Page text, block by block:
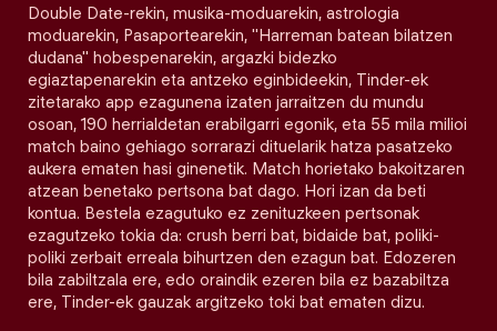
Double Date-rekin, musika-moduarekin, astrologia
moduarekin, Pasaportearekin, "Harreman batean bilatzen
dudana" hobespenarekin, argazki bidezko
egiaztapenarekin eta antzeko eginbideekin, Tinder-ek
zitetarako app ezagunena izaten jarraitzen du mundu
osoan, 190 herrialdetan erabilgarri egonik, eta 55 mila milioi
match baino gehiago sorrarazi dituelarik hatza pasatzeko
aukera ematen hasi ginenetik. Match horietako bakoitzaren
atzean benetako pertsona bat dago. Hori izan da beti
kontua. Bestela ezagutuko ez zenituzkeen pertsonak
ezagutzeko tokia da: crush berri bat, bidaide bat, poliki-
poliki zerbait erreala bihurtzen den ezagun bat. Edozeren
bila zabiltzala ere, edo oraindik ezeren bila ez bazabiltza
ere, Tinder-ek gauzak argitzeko toki bat ematen dizu.